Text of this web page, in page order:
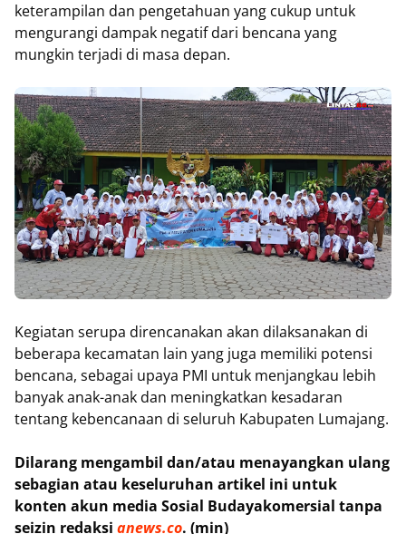
keterampilan dan pengetahuan yang cukup untuk
mengurangi dampak negatif dari bencana yang
mungkin terjadi di masa depan.
Kegiatan serupa direncanakan akan dilaksanakan di
beberapa kecamatan lain yang juga memiliki potensi
bencana, sebagai upaya PMI untuk menjangkau lebih
banyak anak-anak dan meningkatkan kesadaran
tentang kebencanaan di seluruh Kabupaten Lumajang.
Dilarang mengambil dan/atau menayangkan ulang
sebagian atau keseluruhan artikel ini untuk
konten akun media Sosial Budayakomersial tanpa
seizin redaksi anews.co. (min)